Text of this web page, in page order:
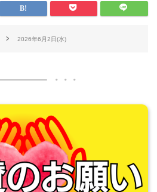
2026年6月2日(水)